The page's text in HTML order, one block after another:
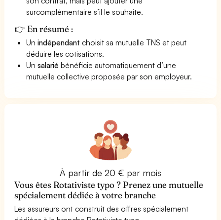
surcomplémentaire s’il le souhaite.
👉 En résumé :
Unindépendant choisit sa mutuelle TNS et peut
déduire les cotisations.
Unsalarié bénéficie automatiquement d’une
mutuelle collective proposée par son employeur.
À partir de 20 € par mois
Vous êtes Rotativiste typo ? Prenez une mutuelle
spécialement dédiée à votre branche
Les assureurs ont construit des offres spécialement